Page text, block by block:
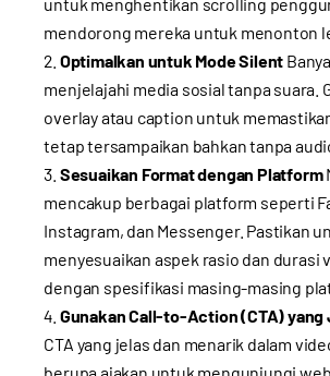
mendorong mereka untuk menonton
Optimalkan untuk Mode Silent
menjelajahi media sosial tanpa suara.
overlay atau caption untuk
tetap tersampaikan bahkan tanpa
Sesuaikan Format dengan Platform
mencakup berbagai platform seperti
Instagram, dan Messenger. Pastikan
menyesuaikan aspek rasio dan durasi
dengan spesifikasi masing-masing
Gunakan Call-to-Action (CTA) yang
CTA yang jelas dan menarik dalam
berupa ajakan untuk mengunjungi